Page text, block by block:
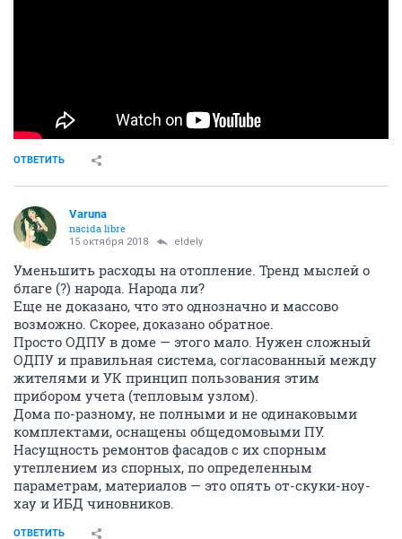
ОТВЕТИТЬ
Varuna
nacida libre
15 октября 2018 eldely
Уменьшить расходы на отопление. Тренд мыслей о
благе (?) народа. Народа ли?
Еще не доказано, что это однозначно и массово
возможно. Скорее, доказано обратное.
Просто ОДПУ в доме — этого мало. Нужен сложный
ОДПУ и правильная система, согласованный между
жителями и УК принцип пользования этим
прибором учета (тепловым узлом).
Дома по-разному, не полными и не одинаковыми
комплектами, оснащены общедомовыми ПУ.
Насущность ремонтов фасадов с их спорным
утеплением из спорных, по определенным
параметрам, материалов — это опять от-скуки-ноу-
хау и ИБД чиновников.
ОТВЕТИТЬ